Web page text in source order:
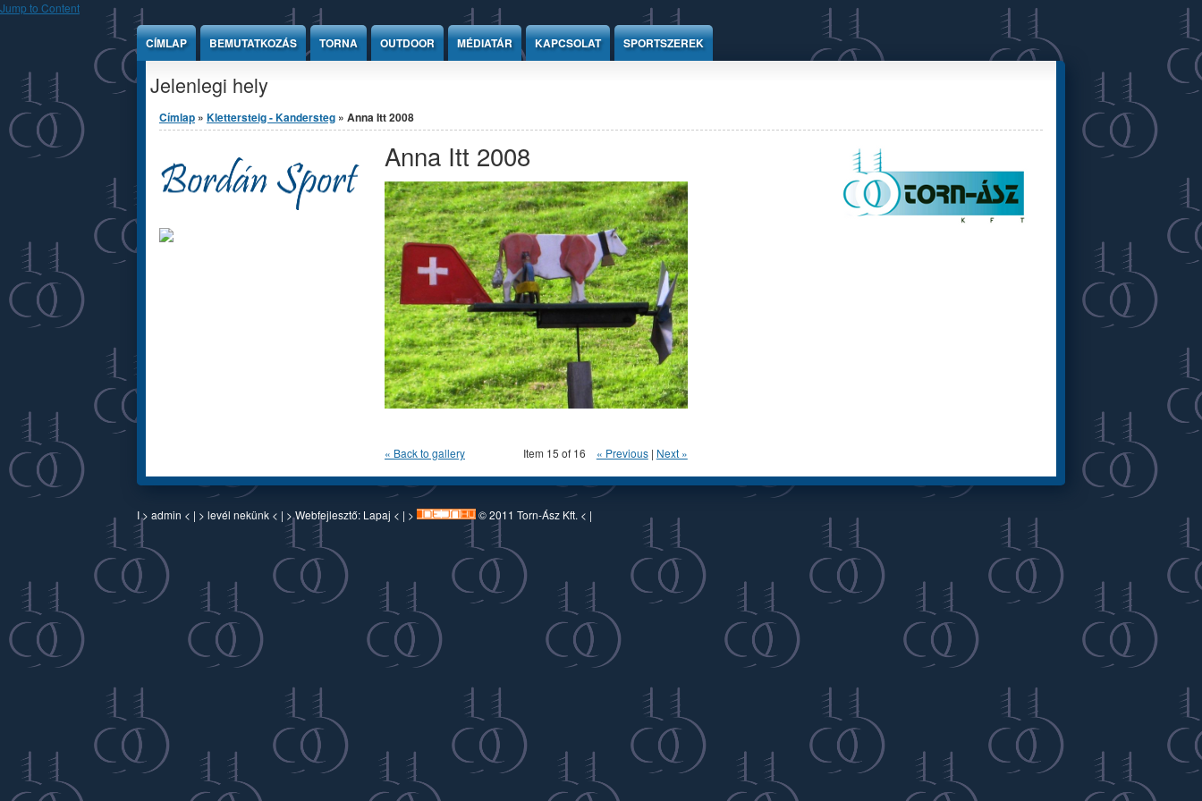
Jump to Content
CÍMLAP BEMUTATKOZÁS TORNA OUTDOOR MÉDIATÁR KAPCSOLAT SPORTSZEREK
Jelenlegi hely
Címlap » Klettersteig - Kandersteg » Anna Itt 2008
Anna Itt 2008
« Back to gallery Item 15 of 16 « Previous| Next »
I > admin < | > levél nekünk < | > Webfejlesztő: Lapaj < | > © 2011 Torn-Ász Kft. < |